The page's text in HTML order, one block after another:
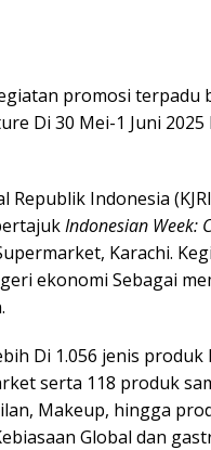
promosi terpadu
Di 30 Mei-1 Juni
Republik Indonesia
Indonesian Week:
Karachi.
ekonomi Sebagai
Di 1.056 jenis
serta 118 produk
Makeup, hingga
Global dan